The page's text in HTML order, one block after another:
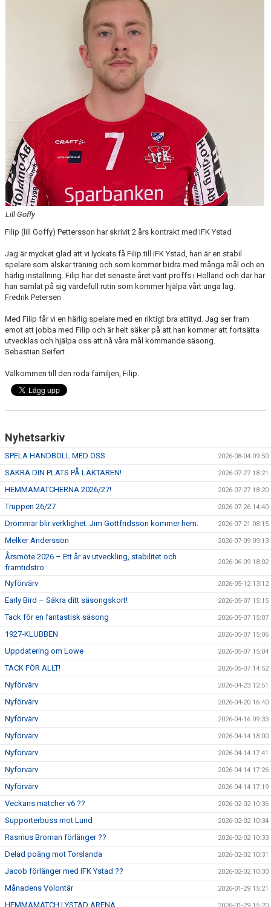
Lill Goffy
Filip (lill Goffy) Pettersson har skrivit 2 års kontrakt med IFK Ystad
Jag är mycket glad att vi lyckats få Filip till IFK Ystad, han är en stabil
spelare som älskar träning och som kommer bidra med många mål och en
härlig inställning. Filip har det senaste året varit proffs i Holland och där har
han samlat på sig värdefull rutin som kommer hjälpa vårt unga lag.
Fredrik Petersen
Med Filip får vi en härlig spelare med en riktigt bra attityd. Jag ser fram
emot att jobba med Filip och är helt säker på att han kommer att fortsätta
utvecklas och hjälpa oss att nå våra mål kommande säsong.
Sebastian Seifert
Välkommen till den röda familjen, Filip.
Nyhetsarkiv
SPELA HANDBOLL MED OSS 2026-08-04 09:50
SÄKRA DIN PLATS PÅ LÄKTAREN! 2026-07-27 18:21
HEMMAMATCHERNA 2026/27! 2026-07-27 18:20
Truppen 26/27 2026-07-26 14:40
Drömmar blir verklighet. Jim Gottfridsson kommer hem. 2026-07-21 08:15
Melker Andersson 2026-07-09 09:13
Årsmöte 2026 – Ett år av utveckling, stabilitet och
framtidstro
2026-06-09 18:02
Nyförvärv 2026-05-12 13:12
Early Bird – Säkra ditt säsongskort! 2026-05-07 15:15
Tack för en fantastisk säsong 2026-05-07 15:07
1927-KLUBBEN 2026-05-07 15:06
Uppdatering om Lowe 2026-05-07 15:04
TACK FÖR ALLT! 2026-05-07 14:52
Nyförvärv 2026-04-23 12:51
Nyförvärv 2026-04-20 16:40
Nyförvärv 2026-04-16 09:33
Nyförvärv 2026-04-14 18:00
Nyförvärv 2026-04-14 17:41
Nyförvärv 2026-04-14 17:26
Nyförvärv 2026-04-14 17:19
Veckans matcher v6 ?? 2026-02-02 10:36
Supporterbuss mot Lund 2026-02-02 10:34
Rasmus Broman förlänger ?? 2026-02-02 10:33
Delad poäng mot Torslanda 2026-02-02 10:31
Jacob förlänger med IFK Ystad ?? 2026-02-02 10:30
Månadens Volontär 2026-01-29 15:21
HEMMAMATCH I YSTAD ARENA 2026-01-29 15:20